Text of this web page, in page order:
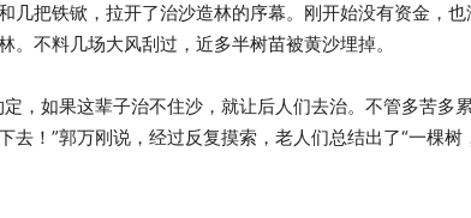
几把铁锨，拉开了治沙造林的序幕。刚开始没有资金，
。不料几场大风刮过，近多半树苗被黄沙埋掉。
定，如果这辈子治不住沙，就让后人们去治。不管多苦多
去！”郭万刚说，经过反复摸索，老人们总结出了“一棵